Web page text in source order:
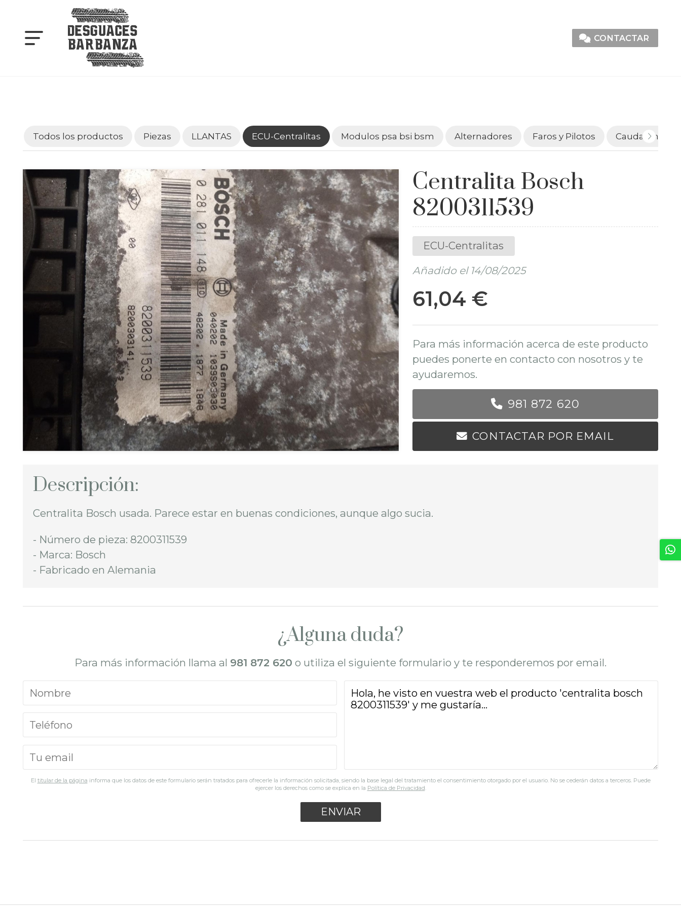
CONTACTAR
Todos los productos Piezas LLANTAS ECU-Centralitas Modulos psa bsi bsm Alternadores Faros y Pilotos Caudalímetros
Centralita Bosch
8200311539
ECU-Centralitas
Añadido el 14/08/2025
61,04 €
Para más información acerca de este producto
puedes ponerte en contacto con nosotros y te
ayudaremos.
981 872 620
CONTACTAR POR EMAIL
Descripción:
Centralita Bosch usada. Parece estar en buenas condiciones, aunque algo sucia.
- Número de pieza: 8200311539
- Marca: Bosch
- Fabricado en Alemania
¿Alguna duda?
Para más información llama al 981 872 620 o utiliza el siguiente formulario y te responderemos por email.
El titular de la página informa que los datos de este formulario serán tratados para ofrecerle la información solicitada, siendo la base legal del tratamiento el consentimiento otorgado por el usuario. No se cederán datos a terceros. Puede
ejercer los derechos como se explica en la Política de Privacidad.